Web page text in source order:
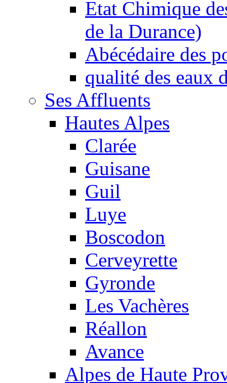
Etat Chimique
de la Durance)
Abécédaire des
qualité des eaux
Ses Affluents
Hautes Alpes
Clarée
Guisane
Guil
Luye
Boscodon
Cerveyrette
Gyronde
Les Vachères
Réallon
Avance
Alpes de Haute